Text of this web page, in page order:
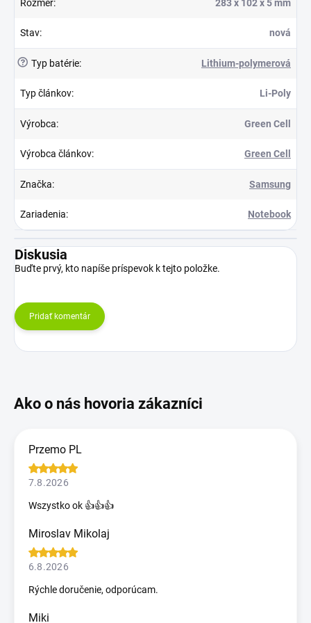
Rozmer: 283 x 102 x 5 mm
Stav: nová
? Typ batérie: Lithium-polymerová
Typ článkov: Li-Poly
Výrobca: Green Cell
Výrobca článkov: Green Cell
Značka: Samsung
Zariadenia: Notebook
Diskusia
Buďte prvý, kto napíše príspevok k tejto položke.
Pridať komentár
Przemo PL
7.8.2026
Wszystko ok 👍👍👍
Miroslav Mikolaj
6.8.2026
Rýchle doručenie, odporúcam.
Miki